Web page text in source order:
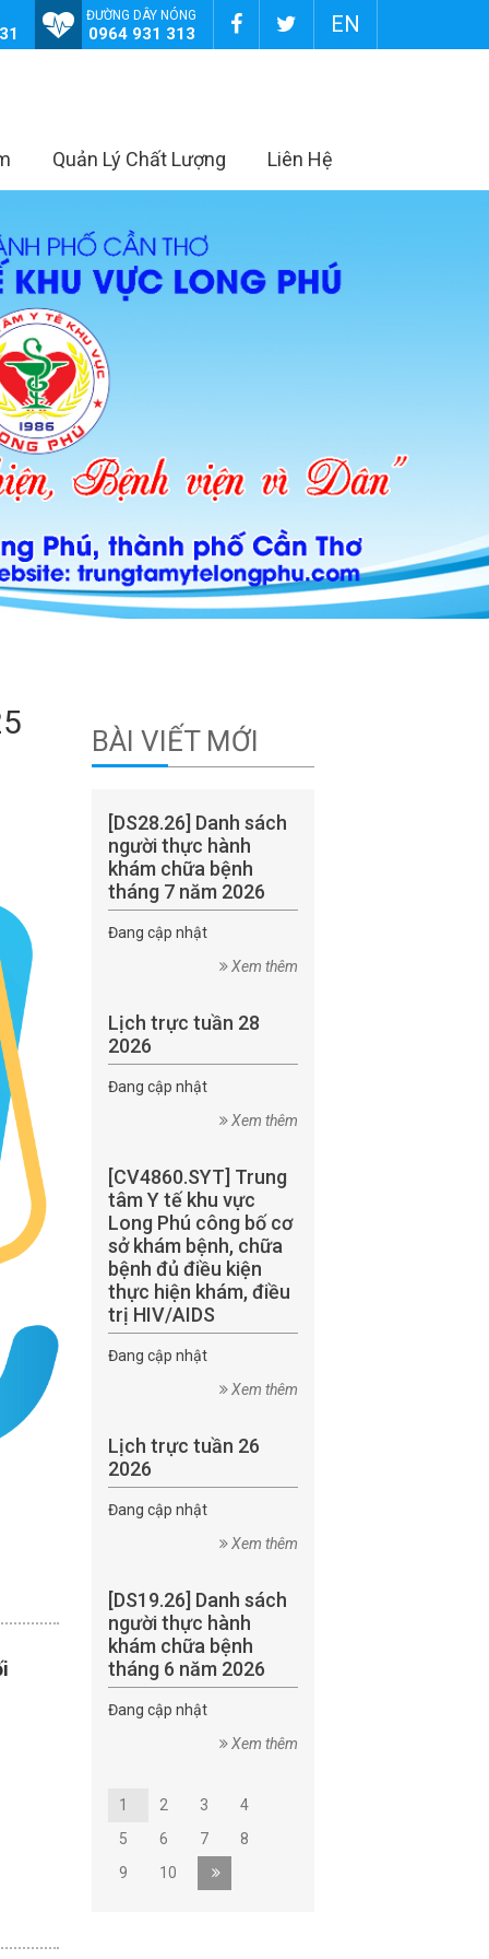
ĐƯỜNG DÂY NÓNG
0964 931 313 EN
Quản Lý Chất Lượng Liên Hệ
BÀI VIẾT MỚI
[DS28.26] Danh sách
người thực hành
khám chữa bệnh
tháng 7 năm 2026
Đang cập nhật
Xem thêm
Lịch trực tuần 28
2026
Đang cập nhật
Xem thêm
[CV4860.SYT] Trung
tâm Y tế khu vực
Long Phú công bố cơ
sở khám bệnh, chữa
bệnh đủ điều kiện
thực hiện khám, điều
trị HIV/AIDS
Đang cập nhật
Xem thêm
Lịch trực tuần 26
2026
Đang cập nhật
Xem thêm
[DS19.26] Danh sách
người thực hành
khám chữa bệnh
tháng 6 năm 2026
Đang cập nhật
Xem thêm
1 2 3
4
5
6 7
8
9
10